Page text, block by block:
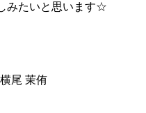
みたいと思います☆
尾 茉侑